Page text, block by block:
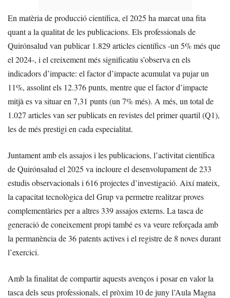
En matèria de producció científica, el 2025 ha marcat una fita
quant a la qualitat de les publicacions. Els professionals de
Quirónsalud van publicar 1.829 articles científics -un 5% més que
el 2024-, i el creixement més significatiu s’observa en els
indicadors d’impacte: el factor d’impacte acumulat va pujar un
11%, assolint els 12.376 punts, mentre que el factor d’impacte
mitjà es va situar en 7,31 punts (un 7% més). A més, un total de
1.027 articles van ser publicats en revistes del primer quartil (Q1),
les de més prestigi en cada especialitat.
Juntament amb els assajos i les publicacions, l’activitat científica
de Quirónsalud el 2025 va incloure el desenvolupament de 233
estudis observacionals i 616 projectes d’investigació. Així mateix,
la capacitat tecnològica del Grup va permetre realitzar proves
complementàries per a altres 339 assajos externs. La tasca de
generació de coneixement propi també es va veure reforçada amb
la permanència de 36 patents actives i el registre de 8 noves durant
l’exercici.
Amb la finalitat de compartir aquests avenços i posar en valor la
tasca dels seus professionals, el pròxim 10 de juny l’Aula Magna